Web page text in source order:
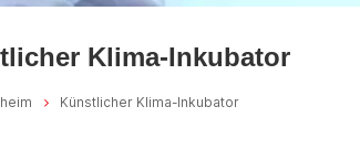
Klima-Inkubator
heim Künstlicher Klima-Inkubator